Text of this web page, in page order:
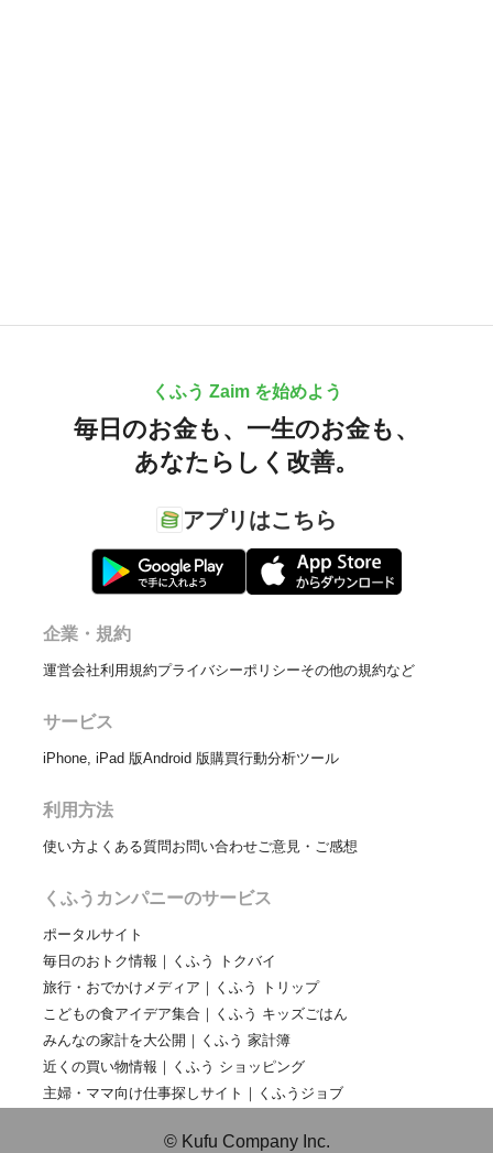
くふう Zaim を始めよう
毎日のお金も、 一生のお金も、
あなたらしく改善。
アプリはこちら
企業・規約
運営会社利用規約プライバシーポリシーその他の規約など
サービス
iPhone, iPad 版Android 版購買行動分析ツール
利用方法
使い方よくある質問お問い合わせ ご意見・ご感想
くふうカンパニーのサービス
ポータルサイト
毎日のおトク情報｜くふう トクバイ
旅行・おでかけメディア｜くふう トリップ
こどもの食アイデア集合｜くふう キッズごはん
みんなの家計を大公開｜くふう 家計簿
近くの買い物情報｜くふう ショッピング
主婦・ママ向け仕事探しサイト｜くふうジョブ
© Kufu Company Inc.